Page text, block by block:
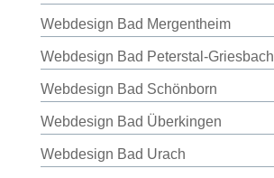
Webdesign Bad Mergentheim
Webdesign Bad Peterstal-Griesbach
Webdesign Bad Schönborn
Webdesign Bad Überkingen
Webdesign Bad Urach